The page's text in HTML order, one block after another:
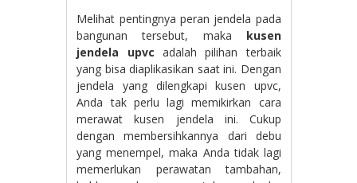
Melihat pentingnya peran jendela pada
bangunan tersebut, maka kusen
jendela upvc adalah pilihan terbaik
yang bisa diaplikasikan saat ini. Dengan
jendela yang dilengkapi kusen upvc,
Anda tak perlu lagi memikirkan cara
merawat kusen jendela ini. Cukup
dengan membersihkannya dari debu
yang menempel, maka Anda tidak lagi
memerlukan perawatan tambahan,